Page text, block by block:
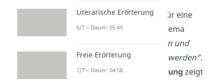
UnserBeispieltextist für eine
Argumentation
zum Thema
„Werbung für Zigaretten und
Alkohol sollte verboten werden“.
Die folgende
Musterlösung zeigt
Literarische Erörterung
6/7 – Dauer: 05:49
Freie Erörterung
7/7 – Dauer: 04:58